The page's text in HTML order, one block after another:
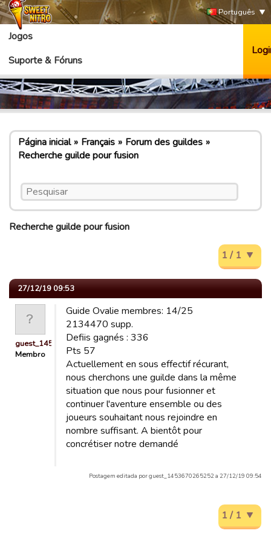
Português
Jogos
Suporte & Fóruns
Página inicial Français
Forum des guildes
Recherche guilde pour fusion
Recherche guilde pour fusion
1 / 1
27/12/19 09:53
guest_1453670265252
Membro
Guide Ovalie membres: 14/25
2134470 supp.
Defiis gagnés : 336
Pts 57
Actuellement en sous effectif récurant,
nous cherchons une guilde dans la même
situation que nous pour fusionner et
continuer l'aventure ensemble ou des
joueurs souhaitant nous rejoindre en
nombre suffisant. A bientôt pour
concrétiser notre demandé
Postagem editada por guest_1453670265252 a 27/12/19 09:54
1 / 1